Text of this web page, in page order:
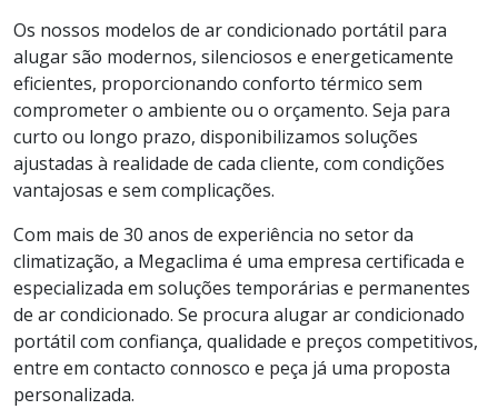
Os nossos modelos de ar condicionado portátil para
alugar são modernos, silenciosos e energeticamente
eficientes, proporcionando conforto térmico sem
comprometer o ambiente ou o orçamento. Seja para
curto ou longo prazo, disponibilizamos soluções
ajustadas à realidade de cada cliente, com condições
vantajosas e sem complicações.
Com mais de 30 anos de experiência no setor da
climatização, a Megaclima é uma empresa certificada e
especializada em soluções temporárias e permanentes
de ar condicionado. Se procura alugar ar condicionado
portátil com confiança, qualidade e preços competitivos,
entre em contacto connosco e peça já uma proposta
personalizada.